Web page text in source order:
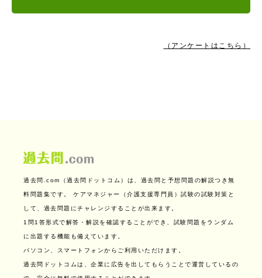
（アンケートはこちら）
過去問.com（過去問ドットコム）は、過去問と予想問題の解説つき無
料問題集です。 ケアマネジャー（介護支援専門員）試験の試験対策と
して、過去問題にチャレンジすることが出来ます。
1問1答形式で解答・解説を確認することができ、試験問題をランダム
に出題する機能も備えています。
パソコン、スマートフォンからご利用いただけます。
過去問ドットコムは、企業に広告を出してもらうことで運営しているの